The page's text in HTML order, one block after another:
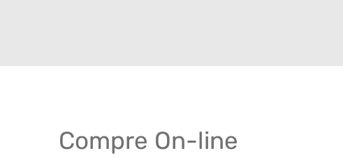
Compre On-line